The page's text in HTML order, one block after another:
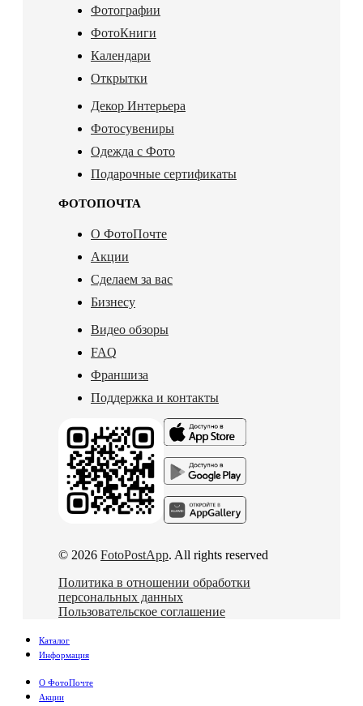
Фотографии
ФотоКниги
Календари
Открытки
Декор Интерьера
Фотосувениры
Одежда с Фото
Подарочные сертификаты
ФОТОПОЧТА
О ФотоПочте
Акции
Сделаем за вас
Бизнесу
Видео обзоры
FAQ
Франшиза
Поддержка и контакты
© 2026 FotoPostApp. All rights reserved
Политика в отношении обработки
персональных данных
Пользовательское соглашение
Каталог
Информация
О ФотоПочте
Акции